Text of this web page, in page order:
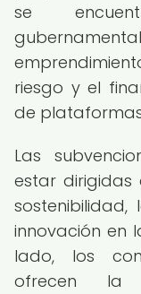
se
riesgo y el
de
Las
estar
innovación en
lado, los
ofrecen la